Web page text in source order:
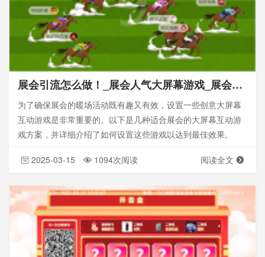
展会引流怎么做！_展会人气大屏幕游戏_展会引流
为了确保展会的暖场活动既有趣又有效，设置一些创意大屏幕
互动游戏是非常重要的。以下是几种适合展会的大屏幕互动游
戏方案，并详细介绍了如何设置这些游戏以达到最佳效果。
2025-03-15 1094次阅读 阅读全文